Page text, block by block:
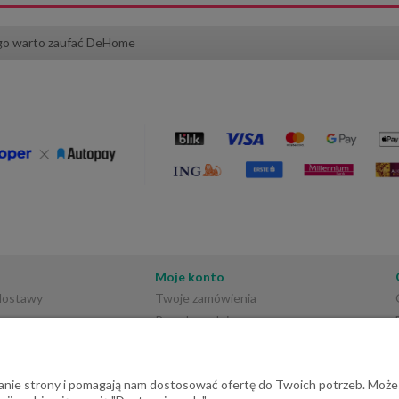
regularna:185,00 zł
Najniższa cena:88,00 zł
warto zaufać DeHome
Moje konto
Twoje zamówienia
Przechowalnia
strony i pomagają nam dostosować ofertę do Twoich potrzeb.